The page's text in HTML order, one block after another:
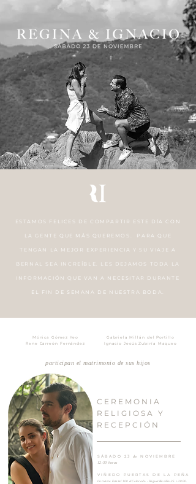
ESTAMOS FELICES DE COMPARTIR ESTE DÍA CON
LA GENTE QUE MÁS QUEREMOS. PARA QUE
TENGAN LA MEJOR EXPERIENCIA Y SU VIAJE A
BERNAL SEA INCREÍBLE. LES DEJAMOS TODA LA
INFORMACIÓN QUE VAN A NECESITAR DURANTE
EL FIN DE SEMANA DE NUESTRA BODA.
M ónica G ómez Yeo
Rene Carreón Fernández
Gabriela Millán del Portillo
Ignacio Jesús Zubiría Maqueo
participan el matrimonio de sus hijos
CEREMONIA
RELIGIOSA Y
RECEPCIÓN
SÁBADO 23 de NOVIEMBRE
12:30 horas
VIÑ EDO PUERTAS DE LA PEÑA
Carretera Estatal 100 el Colorado - Higuerillas Km.35 + 2000.